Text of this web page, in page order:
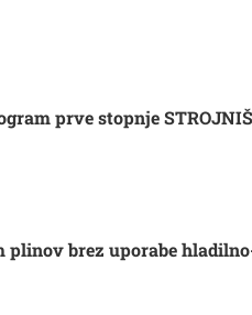
prve stopnje
brez uporabe